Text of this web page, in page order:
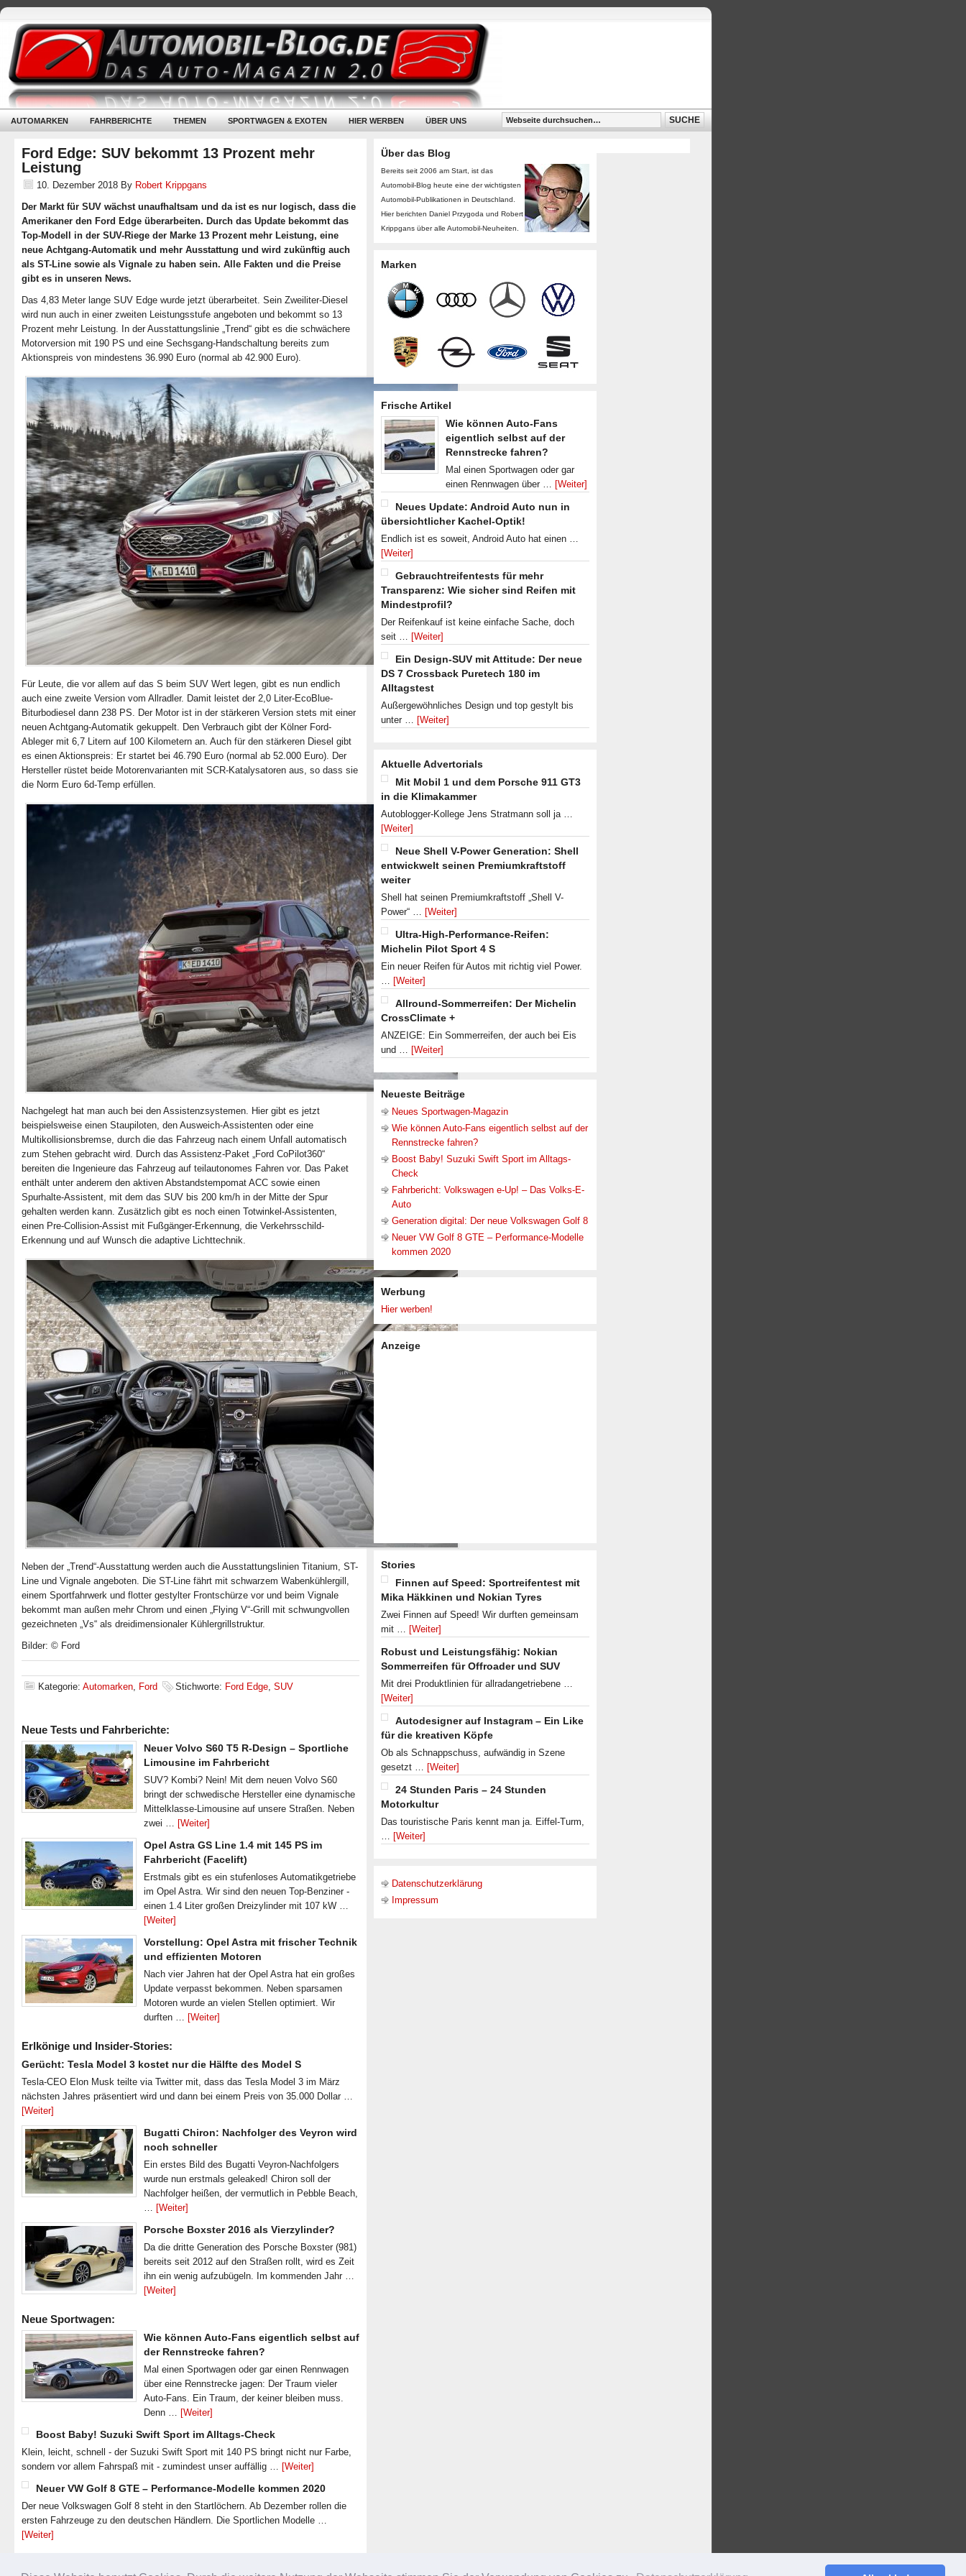
AUTOMARKEN FAHRBERICHTE THEMEN SPORTWAGEN & EXOTEN HIER WERBEN ÜBER UNS
Ford Edge: SUV bekommt 13 Prozent mehr
Leistung
10. Dezember 2018 By Robert Krippgans
Der Markt für SUV wächst unaufhaltsam und da ist es nur logisch, dass die
Amerikaner den Ford Edge überarbeiten. Durch das Update bekommt das
Top-Modell in der SUV-Riege der Marke 13 Prozent mehr Leistung, eine
neue Achtgang-Automatik und mehr Ausstattung und wird zukünftig auch
als ST-Line sowie als Vignale zu haben sein. Alle Fakten und die Preise
gibt es in unseren News.
Das 4,83 Meter lange SUV Edge wurde jetzt überarbeitet. Sein Zweiliter-Diesel
wird nun auch in einer zweiten Leistungsstufe angeboten und bekommt so 13
Prozent mehr Leistung. In der Ausstattungslinie „Trend“ gibt es die schwächere
Motorversion mit 190 PS und eine Sechsgang-Handschaltung bereits zum
Aktionspreis von mindestens 36.990 Euro (normal ab 42.900 Euro).
Für Leute, die vor allem auf das S beim SUV Wert legen, gibt es nun endlich
auch eine zweite Version vom Allradler. Damit leistet der 2,0 Liter-EcoBlue-
Biturbodiesel dann 238 PS. Der Motor ist in der stärkeren Version stets mit einer
neuen Achtgang-Automatik gekuppelt. Den Verbrauch gibt der Kölner Ford-
Ableger mit 6,7 Litern auf 100 Kilometern an. Auch für den stärkeren Diesel gibt
es einen Aktionspreis: Er startet bei 46.790 Euro (normal ab 52.000 Euro). Der
Hersteller rüstet beide Motorenvarianten mit SCR-Katalysatoren aus, so dass sie
die Norm Euro 6d-Temp erfüllen.
Nachgelegt hat man auch bei den Assistenzsystemen. Hier gibt es jetzt
beispielsweise einen Staupiloten, den Ausweich-Assistenten oder eine
Multikollisionsbremse, durch die das Fahrzeug nach einem Unfall automatisch
zum Stehen gebracht wird. Durch das Assistenz-Paket „Ford CoPilot360“
bereiten die Ingenieure das Fahrzeug auf teilautonomes Fahren vor. Das Paket
enthält unter anderem den aktiven Abstandstempomat ACC sowie einen
Spurhalte-Assistent, mit dem das SUV bis 200 km/h in der Mitte der Spur
gehalten werden kann. Zusätzlich gibt es noch einen Totwinkel-Assistenten,
einen Pre-Collision-Assist mit Fußgänger-Erkennung, die Verkehrsschild-
Erkennung und auf Wunsch die adaptive Lichttechnik.
Neben der „Trend“-Ausstattung werden auch die Ausstattungslinien Titanium, ST-
Line und Vignale angeboten. Die ST-Line fährt mit schwarzem Wabenkühlergill,
einem Sportfahrwerk und flotter gestylter Frontschürze vor und beim Vignale
bekommt man außen mehr Chrom und einen „Flying V“-Grill mit schwungvollen
gezeichneten „Vs“ als dreidimensionaler Kühlergrillstruktur.
Bilder: © Ford
Kategorie: Automarken, Ford Stichworte: Ford Edge, SUV
Neue Tests und Fahrberichte:
Neuer Volvo S60 T5 R-Design – Sportliche
Limousine im Fahrbericht
SUV? Kombi? Nein! Mit dem neuen Volvo S60
bringt der schwedische Hersteller eine dynamische
Mittelklasse-Limousine auf unsere Straßen. Neben
zwei … [Weiter]
Opel Astra GS Line 1.4 mit 145 PS im
Fahrbericht (Facelift)
Erstmals gibt es ein stufenloses Automatikgetriebe
im Opel Astra. Wir sind den neuen Top-Benziner -
einen 1.4 Liter großen Dreizylinder mit 107 kW …
[Weiter]
Vorstellung: Opel Astra mit frischer Technik
und effizienten Motoren
Nach vier Jahren hat der Opel Astra hat ein großes
Update verpasst bekommen. Neben sparsamen
Motoren wurde an vielen Stellen optimiert. Wir
durften … [Weiter]
Erlkönige und Insider-Stories:
Gerücht: Tesla Model 3 kostet nur die Hälfte des Model S
Tesla-CEO Elon Musk teilte via Twitter mit, dass das Tesla Model 3 im März
nächsten Jahres präsentiert wird und dann bei einem Preis von 35.000 Dollar …
[Weiter]
Bugatti Chiron: Nachfolger des Veyron wird
noch schneller
Ein erstes Bild des Bugatti Veyron-Nachfolgers
wurde nun erstmals geleaked! Chiron soll der
Nachfolger heißen, der vermutlich in Pebble Beach,
… [Weiter]
Porsche Boxster 2016 als Vierzylinder?
Da die dritte Generation des Porsche Boxster (981)
bereits seit 2012 auf den Straßen rollt, wird es Zeit
ihn ein wenig aufzubügeln. Im kommenden Jahr …
[Weiter]
Neue Sportwagen:
Wie können Auto-Fans eigentlich selbst auf
der Rennstrecke fahren?
Mal einen Sportwagen oder gar einen Rennwagen
über eine Rennstrecke jagen: Der Traum vieler
Auto-Fans. Ein Traum, der keiner bleiben muss.
Denn … [Weiter]
Boost Baby! Suzuki Swift Sport im Alltags-Check
Klein, leicht, schnell - der Suzuki Swift Sport mit 140 PS bringt nicht nur Farbe,
sondern vor allem Fahrspaß mit - zumindest unser auffällig … [Weiter]
Neuer VW Golf 8 GTE – Performance-Modelle kommen 2020
Der neue Volkswagen Golf 8 steht in den Startlöchern. Ab Dezember rollen die
ersten Fahrzeuge zu den deutschen Händlern. Die Sportlichen Modelle …
[Weiter]
Über das Blog
Bereits seit 2006 am Start, ist das
Automobil-Blog heute eine der wichtigsten
Automobil-Publikationen in Deutschland.
Hier berichten Daniel Przygoda und Robert
Krippgans über alle Automobil-Neuheiten.
Marken
Frische Artikel
Wie können Auto-Fans
eigentlich selbst auf der
Rennstrecke fahren?
Mal einen Sportwagen oder gar
einen Rennwagen über … [Weiter]
Neues Update: Android Auto nun in
übersichtlicher Kachel-Optik!
Endlich ist es soweit, Android Auto hat einen …
[Weiter]
Gebrauchtreifentests für mehr
Transparenz: Wie sicher sind Reifen mit
Mindestprofil?
Der Reifenkauf ist keine einfache Sache, doch
seit … [Weiter]
Ein Design-SUV mit Attitude: Der neue
DS 7 Crossback Puretech 180 im
Alltagstest
Außergewöhnliches Design und top gestylt bis
unter … [Weiter]
Aktuelle Advertorials
Mit Mobil 1 und dem Porsche 911 GT3
in die Klimakammer
Autoblogger-Kollege Jens Stratmann soll ja …
[Weiter]
Neue Shell V-Power Generation: Shell
entwickwelt seinen Premiumkraftstoff
weiter
Shell hat seinen Premiumkraftstoff „Shell V-
Power“ … [Weiter]
Ultra-High-Performance-Reifen:
Michelin Pilot Sport 4 S
Ein neuer Reifen für Autos mit richtig viel Power.
… [Weiter]
Allround-Sommerreifen: Der Michelin
CrossClimate +
ANZEIGE: Ein Sommerreifen, der auch bei Eis
und … [Weiter]
Neueste Beiträge
Neues Sportwagen-Magazin
Wie können Auto-Fans eigentlich selbst auf der
Rennstrecke fahren?
Boost Baby! Suzuki Swift Sport im Alltags-
Check
Fahrbericht: Volkswagen e-Up! – Das Volks-E-
Auto
Generation digital: Der neue Volkswagen Golf 8
Neuer VW Golf 8 GTE – Performance-Modelle
kommen 2020
Werbung
Hier werben!
Anzeige
Stories
Finnen auf Speed: Sportreifentest mit
Mika Häkkinen und Nokian Tyres
Zwei Finnen auf Speed! Wir durften gemeinsam
mit … [Weiter]
Robust und Leistungsfähig: Nokian
Sommerreifen für Offroader und SUV
Mit drei Produktlinien für allradangetriebene …
[Weiter]
Autodesigner auf Instagram – Ein Like
für die kreativen Köpfe
Ob als Schnappschuss, aufwändig in Szene
gesetzt … [Weiter]
24 Stunden Paris – 24 Stunden
Motorkultur
Das touristische Paris kennt man ja. Eiffel-Turm,
… [Weiter]
Datenschutzerklärung
Impressum